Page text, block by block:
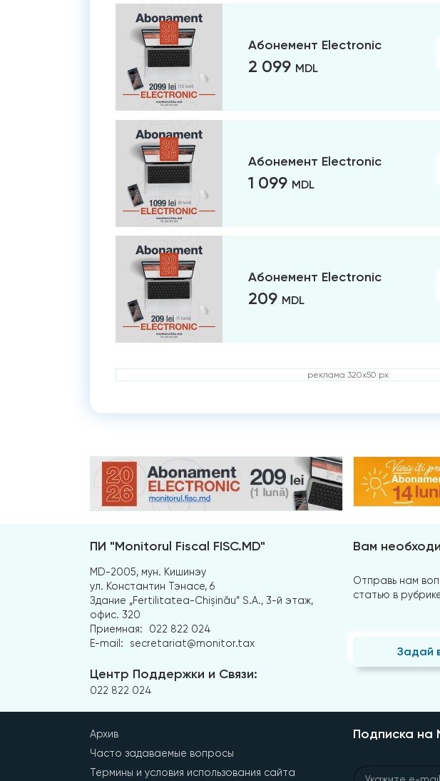
Абонемент Electronic
2 099 MDL
Абонемент Electronic
1 099 MDL
Абонемент Electronic
209 MDL
реклама 320x50 px
ПИ "Monitorul Fiscal FISC.MD"
MD-2005, мун. Кишинэу
ул. Константин Тэнасе, 6
Здание „Fertilitatea-Chișinău” S.A., 3-й этаж,
офис. 320
Приемная:
022 822 024
E-mail:
secretariat@monitor.tax
Центр Поддержки и Связи:
022 822 024
Вам
Отправь нам
статью в
Задай
Архив
Часто задаваемые вопросы
Термины и условия использования сайта
Подписка на